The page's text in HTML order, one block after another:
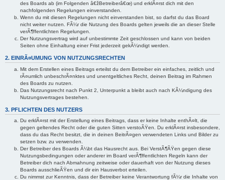
des Boards ab (im Folgenden â€žBetreiberâ€œ) und erklÃ¤rst dich mit den
nachfolgenden Regelungen einverstanden.
Wenn du mit diesen Regelungen nicht einverstanden bist, so darfst du das Board
nicht weiter nutzen. FÃ¼r die Nutzung des Boards gelten jeweils die an dieser Stelle
verÃ¶ffentlichten Regelungen.
Der Nutzungsvertrag wird auf unbestimmte Zeit geschlossen und kann von beiden
Seiten ohne Einhaltung einer Frist jederzeit gekÃ¼ndigt werden.
2. EINRÃ¤UMUNG VON NUTZUNGSRECHTEN
Mit dem Erstellen eines Beitrags erteilst du dem Betreiber ein einfaches, zeitlich und
rÃ¤umlich unbeschrÃ¤nktes und unentgeltliches Recht, deinen Beitrag im Rahmen
des Boards zu nutzen.
Das Nutzungsrecht nach Punkt 2, Unterpunkt a bleibt auch nach KÃ¼ndigung des
Nutzungsvertrages bestehen.
3. PFLICHTEN DES NUTZERS
Du erklÃ¤rst mit der Erstellung eines Beitrags, dass er keine Inhalte enthÃ¤lt, die
gegen geltendes Recht oder die guten Sitten verstoÃŸen. Du erklÃ¤rst insbesondere,
dass du das Recht besitzt, die in deinen BeitrÃ¤gen verwendeten Links und Bilder zu
setzen bzw. zu verwenden.
Der Betreiber des Boards Ã¼bt das Hausrecht aus. Bei VerstÃ¶ÃŸen gegen diese
Nutzungsbedingungen oder anderer im Board verÃ¶ffentlichten Regeln kann der
Betreiber dich nach Abmahnung zeitweise oder dauerhaft von der Nutzung dieses
Boards ausschlieÃŸen und dir ein Hausverbot erteilen.
Du nimmst zur Kenntnis, dass der Betreiber keine Verantwortung fÃ¼r die Inhalte von